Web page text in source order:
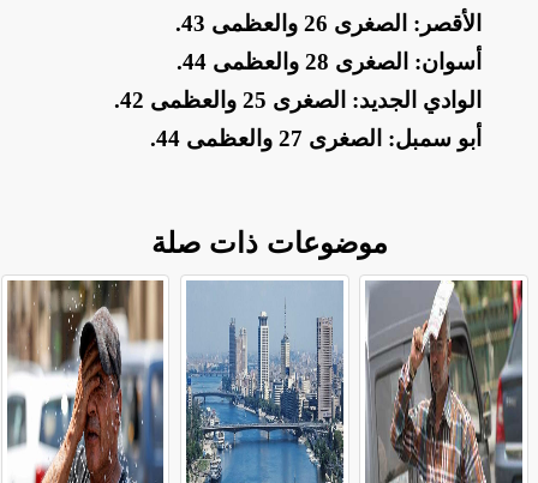
​الأقصر: الصغرى 26 والعظمى 43
.
​أسوان: الصغرى 28 والعظمى 44
.
​الوادي الجديد: الصغرى 25 والعظمى 42
.
​أبو سمبل: الصغرى 27 والعظمى 44
.
موضوعات ذات صلة